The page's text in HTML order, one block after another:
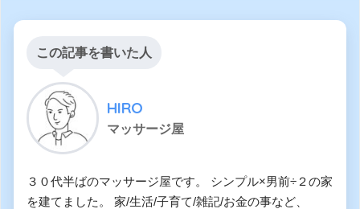
この記事を書いた人
HIRO
マッサージ屋
３０代半ばのマッサージ屋です。 シンプル×男前÷２の家
を建てました。 家/生活/子育て/雑記/お金の事など、